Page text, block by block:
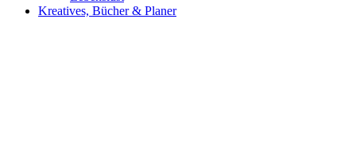
Kreatives, Bücher & Planer